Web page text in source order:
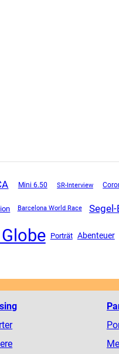
Mini 6.50 SR-Interview
Barcelona World Race
Porträt Abenteuer